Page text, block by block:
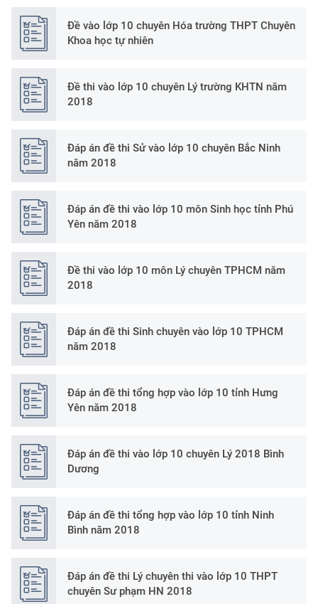
Đề vào lớp 10 chuyên Hóa trường THPT Chuyên
Khoa học tự nhiên
Đề thi vào lớp 10 chuyên Lý trường KHTN năm
2018
Đáp án đề thi Sử vào lớp 10 chuyên Bắc Ninh
năm 2018
Đáp án đề thi vào lớp 10 môn Sinh học tỉnh Phú
Yên năm 2018
Đề thi vào lớp 10 môn Lý chuyên TPHCM năm
2018
Đáp án đề thi Sinh chuyên vào lớp 10 TPHCM
năm 2018
Đáp án đề thi tổng hợp vào lớp 10 tỉnh Hưng
Yên năm 2018
Đáp án đề thi vào lớp 10 chuyên Lý 2018 Bình
Dương
Đáp án đề thi tổng hợp vào lớp 10 tỉnh Ninh
Bình năm 2018
Đáp án đề thi Lý chuyên thi vào lớp 10 THPT
chuyên Sư phạm HN 2018